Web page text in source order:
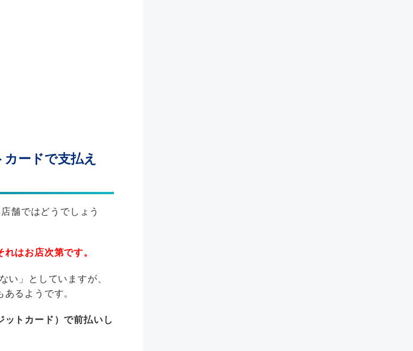
ードで支払え
舗ではどうでしょう
はお店次第です。
い」としていますが、
るようです。
トカード）で前払いし